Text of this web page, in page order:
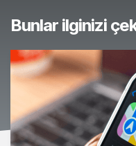
Bunlar ilginizi